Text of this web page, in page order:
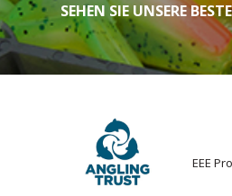
SEHEN SIE UNSERE
EEE